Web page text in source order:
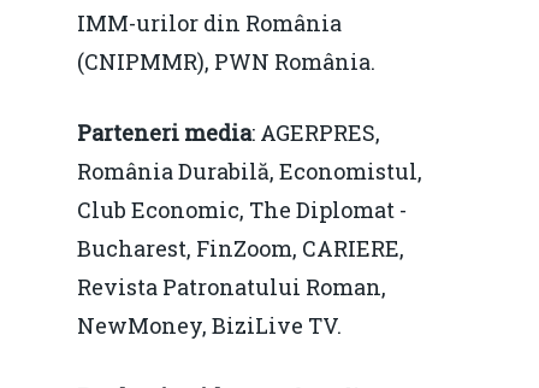
IMM-urilor din România
(CNIPMMR), PWN România.
Parteneri media: AGERPRES,
România Durabilă, Economistul,
Club Economic, The Diplomat -
Bucharest, FinZoom, CARIERE,
Revista Patronatului Roman,
NewMoney, BiziLive TV.
Rolul băncilor în
IMM
Redresare vs.
Fiscalitate pentru o
Durabilă
Martie 2016
Agribusiness
Energia
Email: